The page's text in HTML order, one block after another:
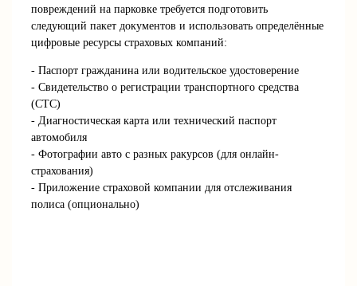
повреждений на парковке требуется подготовить
следующий пакет документов и использовать определённые
цифровые ресурсы страховых компаний:
- Паспорт гражданина или водительское удостоверение
- Свидетельство о регистрации транспортного средства
(СТС)
- Диагностическая карта или технический паспорт
автомобиля
- Фотографии авто с разных ракурсов (для онлайн-
страхования)
- Приложение страховой компании для отслеживания
полиса (опционально)